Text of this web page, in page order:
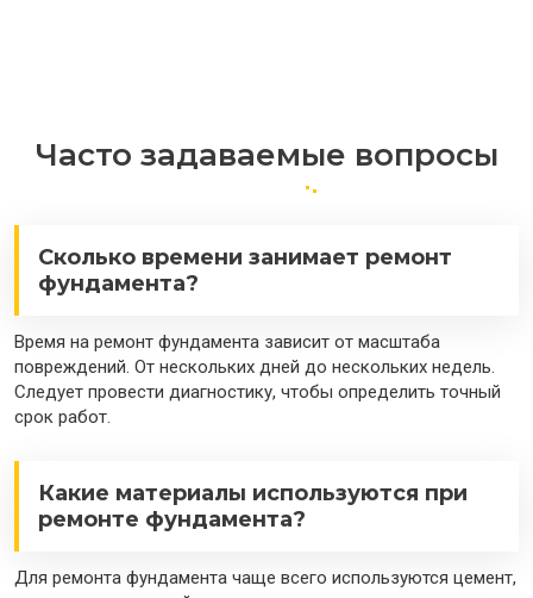
Часто задаваемые вопросы
Сколько времени занимает ремонт
фундамента?
Время на ремонт фундамента зависит от масштаба
повреждений. От нескольких дней до нескольких недель.
Следует провести диагностику, чтобы определить точный
срок работ.
Какие материалы используются при
ремонте фундамента?
Для ремонта фундамента чаще всего используются цемент,